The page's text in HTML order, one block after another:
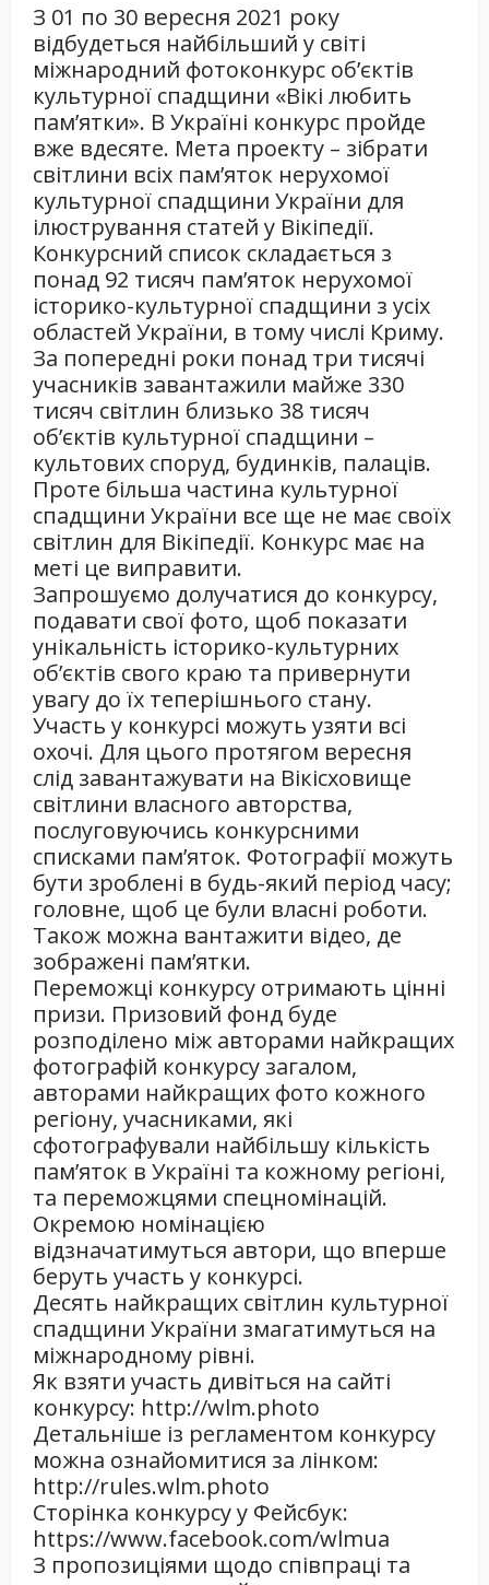
З 01 по 30 вересня 2021 року
відбудеться найбільший у світі
міжнародний фотоконкурс об’єктів
культурної спадщини «Вікі любить
пам’ятки». В Україні конкурс пройде
вже вдесяте. Мета проекту – зібрати
світлини всіх пам’яток нерухомої
культурної спадщини України для
ілюстрування статей у Вікіпедії.
Конкурсний список складається з
понад 92 тисяч пам’яток нерухомої
історико-культурної спадщини з усіх
областей України, в тому числі Криму.
За попередні роки понад три тисячі
учасників завантажили майже 330
тисяч світлин близько 38 тисяч
об’єктів культурної спадщини –
культових споруд, будинків, палаців.
Проте більша частина культурної
спадщини України все ще не має своїх
світлин для Вікіпедії. Конкурс має на
меті це виправити.
Запрошуємо долучатися до конкурсу,
подавати свої фото, щоб показати
унікальність історико-культурних
об’єктів свого краю та привернути
увагу до їх теперішнього стану.
Участь у конкурсі можуть узяти всі
охочі. Для цього протягом вересня
слід завантажувати на Вікісховище
світлини власного авторства,
послуговуючись конкурсними
списками пам’яток. Фотографії можуть
бути зроблені в будь-який період часу;
головне, щоб це були власні роботи.
Також можна вантажити відео, де
зображені пам’ятки.
Переможці конкурсу отримають цінні
призи. Призовий фонд буде
розподілено між авторами найкращих
фотографій конкурсу загалом,
авторами найкращих фото кожного
регіону, учасниками, які
сфотографували найбільшу кількість
пам’яток в Україні та кожному регіоні,
та переможцями спецномінацій.
Окремою номінацією
відзначатимуться автори, що вперше
беруть участь у конкурсі.
Десять найкращих світлин культурної
спадщини України змагатимуться на
міжнародному рівні.
Як взяти участь дивіться на сайті
конкурсу: http://wlm.photo
Детальніше із регламентом конкурсу
можна ознайомитися за лінком:
http://rules.wlm.photo
Сторінка конкурсу у Фейсбук:
https://www.facebook.com/wlmua
З пропозиціями щодо співпраці та